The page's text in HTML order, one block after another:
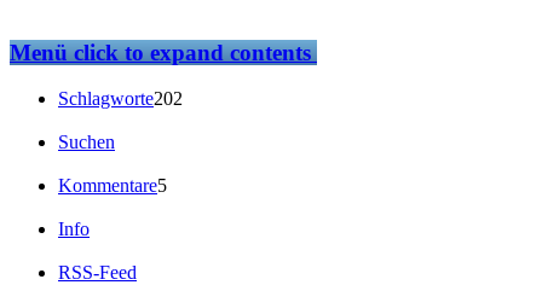
Menüclick to expand contents
Schlagworte202
Suchen
Kommentare5
Info
RSS-Feed